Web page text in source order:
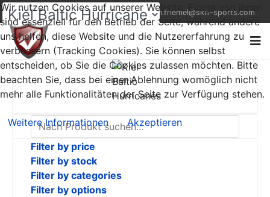
+49 (0) 1522 9521823 thorsten.friemel@skill-sports.com
Filter by price
Filter by stock
Filter by categories
Filter by options
Wir nutzen Cookies auf unserer Website. Einige von ihnen
sind essenziell für den Betrieb der Seite, während andere
uns helfen, diese Website und die Nutzererfahrung zu
verbessern (Tracking Cookies). Sie können selbst
entscheiden, ob Sie die Cookies zulassen möchten. Bitte
beachten Sie, dass bei einer Ablehnung womöglich nicht
mehr alle Funktionalitäten der Seite zur Verfügung stehen.
Weitere Informationen Akzeptieren